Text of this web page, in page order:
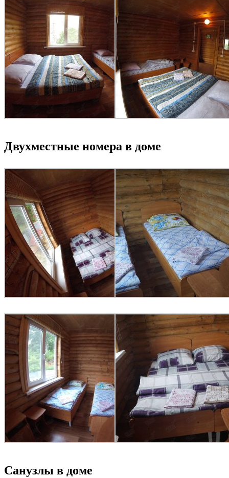
Двухместные номера в доме
Санузлы в доме